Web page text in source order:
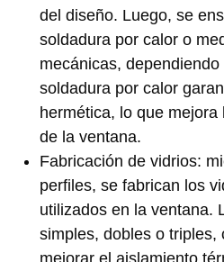
del diseño. Luego, se
soldadura por calor o
mecánicas,
soldadura por calor
hermética, lo que
de la ventana.
Fabricación de vidrios:
perfiles, se fabrican los
utilizados en la ventana.
simples, dobles o
mejorar el aislamiento